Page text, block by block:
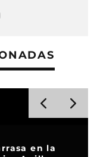
en la